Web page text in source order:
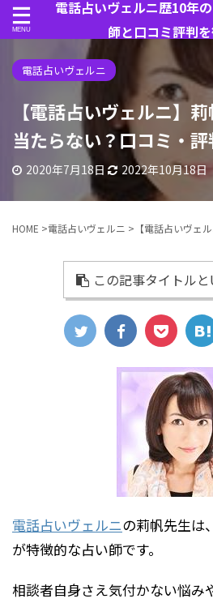
電話占いヴェルニ歴10年
師と口コミ評判
電話占いヴェルニ
【電話占いヴェルニ】
当たらない？口コミ・評
2020年7月18日 2022年10月18日
HOME >電話占いヴェルニ > 【電話占いヴェ
この記事タイトル
電話占いヴェルニの莉帆先生は
が特徴的な占い師です。
相談者自身さえ気付かない悩み